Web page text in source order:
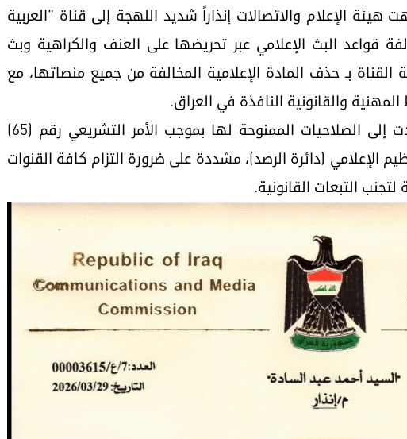
الإعلام والاتصالات إنذاراً شديد اللهجة إلى قناة "العربية
قواعد البث الإعلامي عبر تحريضها على العنف والكراهية وبث
بـ حذف المادة الإعلامية المخالفة من جميع منصاتها، مع
والقانونية النافذة في العراق.
وأكدت الهيئة أن هذه القرارات استندت إلى الصلاحيات الممنوحة لها بموجب الأمر التشريعي رقم (65)
التنظيم الإعلامي (دائرة الرصد)، مشددة على ضرورة التزام كافة القنوات
لتجنب التبعات القانونية.